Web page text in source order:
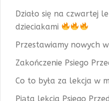
Działo się na czwartej
dzieciakami
Przestawiamy nowych
Zakończenie Psiego
Co to była za lekcja w
Piąta lekcja Psiego